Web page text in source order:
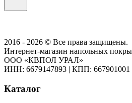
2016 - 2026 © Все права защищены.
Интернет-магазин напольных
ООО «КВПОЛ УРАЛ»
ИНН: 6679147893
КПП: 667901001
Каталог